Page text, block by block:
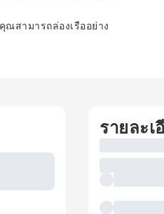
สามารถล่องเรืออย่าง
รายละเ